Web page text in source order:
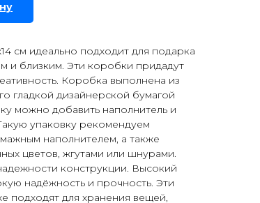
см идеально подходит для подарка
и близким. Эти коробки придадут
Коробка выполнена из
гладкой дизайнерской бумагой
можно добавить наполнитель и
упаковку рекомендуем
наполнителем, а также
цветов, жгутами или шнурами.
конструкции. Высокий
надёжность и прочность. Эти
подходят для хранения вещей,